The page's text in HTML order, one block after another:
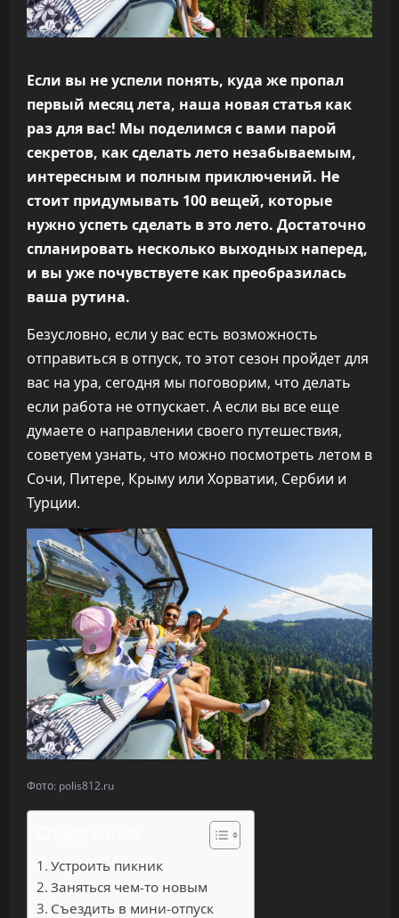
Если вы не успели понять, куда же пропал
первый месяц лета, наша новая статья как
раз для вас! Мы поделимся с вами парой
секретов, как сделать лето незабываемым,
интересным и полным приключений. Не
стоит придумывать 100 вещей, которые
нужно успеть сделать в это лето. Достаточно
спланировать несколько выходных наперед,
и вы уже почувствуете как преобразилась
ваша рутина.
Безусловно, если у вас есть возможность
отправиться в отпуск, то этот сезон пройдет для
вас на ура, сегодня мы поговорим, что делать
если работа не отпускает. А если вы все еще
думаете о направлении своего путешествия,
советуем узнать, что можно посмотреть летом в
Сочи, Питере, Крыму или Хорватии, Сербии и
Турции.
Фото: polis812.ru
Устроить пикник
Заняться чем-то новым
Съездить в мини-отпуск